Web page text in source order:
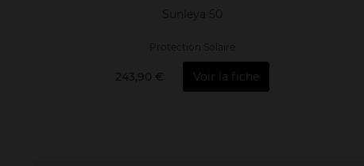
Sunleya 50
Protection Solaire
243,90 € Voir la fiche